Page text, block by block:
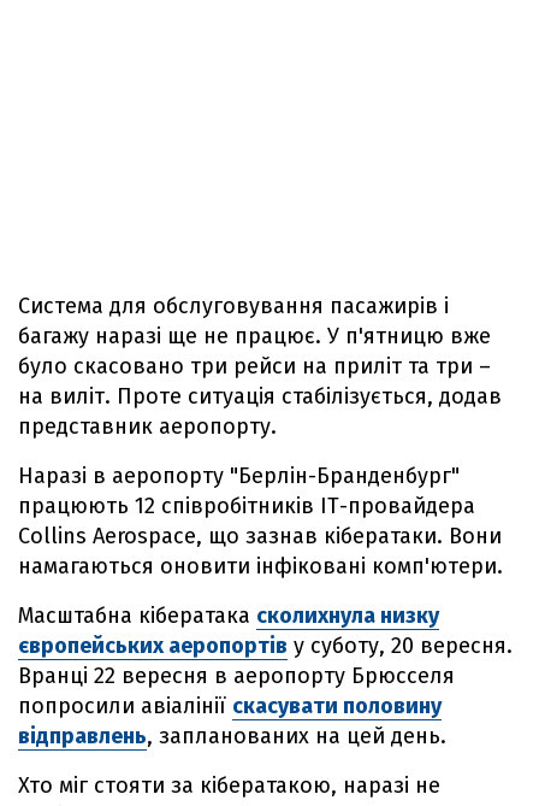
Система для обслуговування пасажирів і
багажу наразі ще не працює. У п'ятницю вже
було скасовано три рейси на приліт та три –
на виліт. Проте ситуація стабілізується, додав
представник аеропорту.
Наразі в аеропорту "Берлін-Бранденбург"
працюють 12 співробітників ІТ-провайдера
Collins Aerospace, що зазнав кібератаки. Вони
намагаються оновити інфіковані комп'ютери.
Масштабна кібератака сколихнула низку
європейських аеропортів у суботу, 20 вересня.
Вранці 22 вересня в аеропорту Брюсселя
попросили авіалінії скасувати половину
відправлень, запланованих на цей день.
Хто міг стояти за кібератакою, наразі не